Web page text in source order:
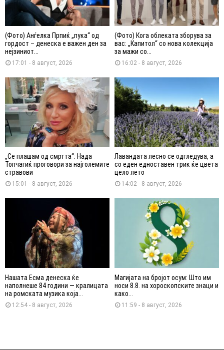
(Фото) Анѓелка Прпиќ „пука“ од
гордост – денеска е важен ден за
нејзиниот...
17:01 - 8 август, 2026
(Фото) Кога облеката зборува за
вас: „Капитол“ со нова колекција
за мажи со...
16:02 - 8 август, 2026
„Се плашам од смртта“: Нада
Топчагиќ проговори за најголемите
стравови
15:01 - 8 август, 2026
Лавандата лесно се одгледува, а
со еден едноставен трик ќе цвета
цело лето
14:02 - 8 август, 2026
Нашата Есма денеска ќе
наполнеше 84 години — кралицата
на ромската музика која...
12:54 - 8 август, 2026
Магијата на бројот осум: Што им
носи 8.8. на хороскопските знаци и
како...
11:59 - 8 август, 2026